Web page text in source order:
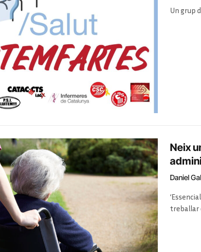
Un grup
Neix
Daniel
treballar